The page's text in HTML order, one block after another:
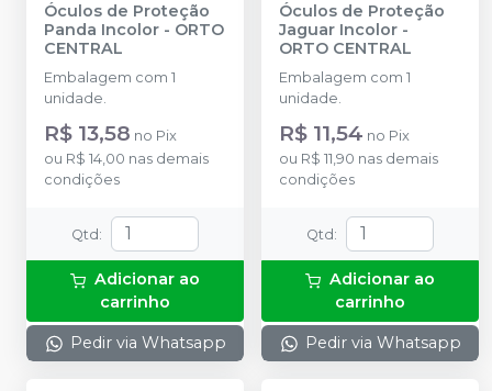
Óculos de Proteção
Panda Incolor - ORTO
CENTRAL
Embalagem com 1
unidade.
R$ 13,58 no Pix
ou R$ 14,00 nas demais
condições
Qtd :
Adicionar ao
carrinho
Pedir via Whatsapp
Óculos de Proteção
Jaguar Incolor -
ORTO CENTRAL
Embalagem com 1
unidade.
R$ 11,54 no Pix
ou R$ 11,90 nas demais
condições
Qtd :
Adicionar ao
carrinho
Pedir via Whatsapp